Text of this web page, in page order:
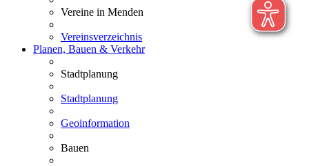
Vereine in Menden
Vereinsverzeichnis
Planen, Bauen & Verkehr
Stadtplanung
Stadtplanung
Geoinformation
Bauen